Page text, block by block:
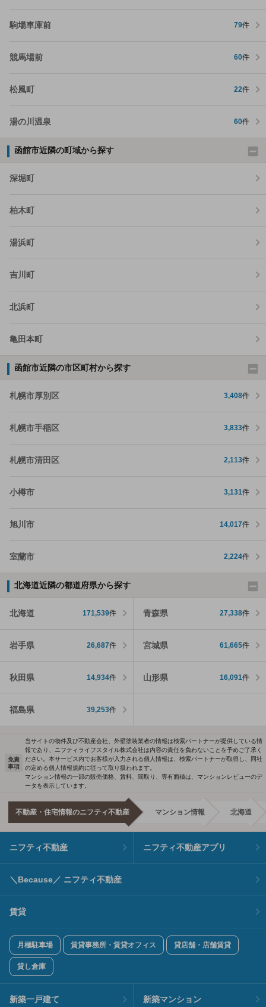
駒場車庫前 79件
競馬場前 60件
松風町 22件
湯の川温泉 60件
函館市近隣の町域から探す
深堀町
柏木町
湯浜町
吉川町
北浜町
亀田本町
函館市近隣の市区町村から探す
札幌市厚別区 3,408件
札幌市手稲区 3,833件
札幌市清田区 2,113件
小樽市 3,131件
旭川市 14,017件
室蘭市 2,224件
北海道近隣の都道府県から探す
北海道 171,539件 青森県 27,338件
岩手県 26,687件 宮城県 61,665件
秋田県 14,934件 山形県 16,091件
福島県 39,253件
免責
事項
当サイトの物件及び不動産会社、外壁塗装業者の情報は検索パートナーが提供している情
報であり、ニフティライフスタイル株式会社は内容の責任を負わないことを予めご了承く
ださい。本サービス内でお客様が入力される個人情報は、検索パートナーが取得し、同社
の定める個人情報規約に従って取り扱われます。
マンション情報の一部の販売価格、賃料、間取り、専有面積は、マンションレビューのデ
ータを表示しています。
不動産・住宅情報のニフティ不動産 マンション情報 北海道
ニフティ不動産 ニフティ不動産アプリ
＼Because／ ニフティ不動産
賃貸
月極駐車場 賃貸事務所・賃貸オフィス 貸店舗・店舗賃貸
貸し倉庫
新築一戸建て 新築マンション